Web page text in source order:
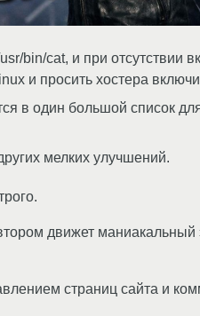
bin/cat, и при отсутствии
и просить хостера
в один большой список
мелких улучшений.
движет маниакальный
страниц сайта и